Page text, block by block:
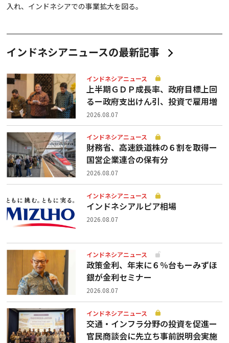
入れ、インドネシアでの事業拡大を図る。
インドネシアニュースの最新記事
インドネシアニュース
上半期ＧＤＰ成長率、政府目標上回
るー政府支出けん引、投資で雇用増
2026.08.07
インドネシアニュース
財務省、高速鉄道株の６割を取得ー
国営企業連合の保有分
2026.08.07
インドネシアニュース
インドネシアルピア相場
2026.08.07
インドネシアニュース
政策金利、年末に６％台もーみずほ
銀が金利セミナー
2026.08.07
インドネシアニュース
交通・インフラ分野の投資を促進ー
官民商談会に先立ち事前説明会実施